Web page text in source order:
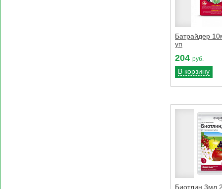
Батрайдер
уп
204 руб.
В корзину
Биотлин 3мл